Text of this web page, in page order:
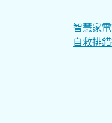
文
章
智慧家
自救排